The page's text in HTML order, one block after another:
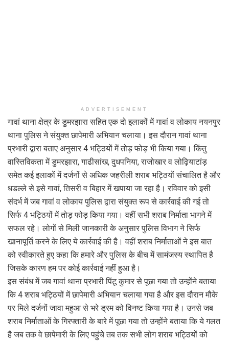
ADVERTISEMENT
गावां थाना क्षेत्र के डुमरझारा सहित एक दो इलाकों में गावां व लोकाय नयनपुर
थाना पुलिस ने संयुक्त छापेमारी अभियान चलाया। इस दौरान गावां थाना
प्रभारी द्वारा बताए अनुसार 4 भट्ठियों में तोड़ फोड़ भी किया गया। किंतु
वास्तिविकता में डुमरझारा, गाढीसांख, दुधपनिया, राजोखार व लोढ़ियाटांड़
समेत कई इलाकों में दर्जनों से अधिक जहरीली शराब भट्ठियों संचालित है और
धडल्ले से इसे गावां, तिसरी व बिहार में खपाया जा रहा है। रविवार को इसी
संदर्भ में जब गावां व लोकाय पुलिस द्वारा संयुक्त रूप से कार्रवाई की गई तो
सिर्फ 4 भट्ठियों में तोड़ फोड़ किया गया। वहीं सभी शराब निर्माता भागने में
सफल रहे। लोगों से मिली जानकारी के अनुसार पुलिस विभाग ने सिर्फ
खानापूर्ति करने के लिए ये कार्रवाई की है। वहीं शराब निर्माताओं ने इस बात
को स्वीकारते हुए कहा कि हमारे और पुलिस के बीच में सामंजस्य स्थापित है
जिसके कारण हम पर कोई कार्रवाई नहीं हुआ है।
इस संबंध में जब गावां थाना प्रभारी पिंटू कुमार से पूछा गया तो उन्होंने बताया
कि 4 शराब भट्ठियों में छापेमारी अभियान चलाया गया है और इस दौरान मौके
पर मिले दर्जनों जावा महुआ से भरे ड्रम को विनष्ट किया गया है। उनसे जब
शराब निर्माताओं के गिरफ्तारी के बारे में पूछा गया तो उन्होंने बताया कि ये गलत
है जब तक वे छापेमारी के लिए पहुंचे तब तक सभी लोग शराब भट्ठियों को